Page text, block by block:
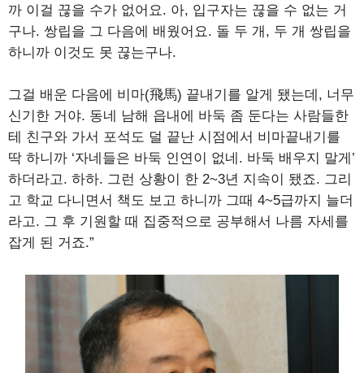
까 이걸 끊을 수가 없어요. 아, 입구자는 끊을 수 없는 거
구나. 쌍립을 그 다음에 배웠어요. 돌 두 개, 두 개 쌍립을
하니까 이것도 못 끊는구나.
그걸 배운 다음에 비마(飛馬) 끝내기를 알게 됐는데, 너무
신기한 거야. 동네 남해 읍내에 바둑 좀 둔다는 사람들한
테 친구와 가서 포석도 덜 끝난 시점에서 비마끝내기를
딱 하니까 ‘자네들은 바둑 인연이 없네. 바둑 배우지 말게’
하더라고. 하하. 그런 상황이 한 2~3년 지속이 됐죠. 그리
고 학교 다니면서 책도 보고 하니까 그때 4~5급까지 늘더
라고. 그 후 기원할 때 집중적으로 공부해서 나름 자세를
잡게 된 거죠.”